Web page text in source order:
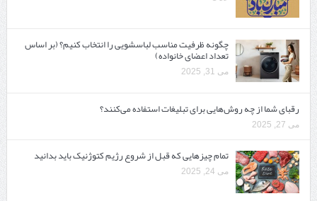
چگونه ظرفیت مناسب لباسشویی را انتخاب کنیم؟ (بر اساس
تعداد اعضای خانواده)
می 31, 2025
رقبای شما از چه روش‌هایی برای تبلیغات استفاده می‌کنند؟
می 27, 2025
تمام چیزهایی که قبل از شروع رژیم کتوژنیک باید بدانید‎
می 24, 2025